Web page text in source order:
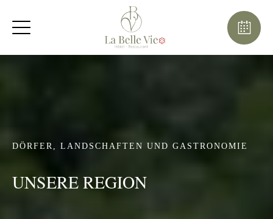
DÖRFER, LANDSCHAFTEN UND GASTRONOMIE
UNSERE REGION